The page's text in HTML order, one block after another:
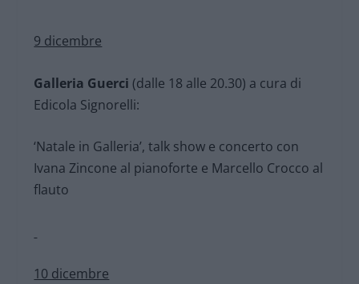
9 dicembre
Galleria Guerci (dalle 18 alle 20.30) a cura di
Edicola Signorelli:
‘Natale in Galleria’, talk show e concerto con
Ivana Zincone al pianoforte e Marcello Crocco al
flauto
10 dicembre